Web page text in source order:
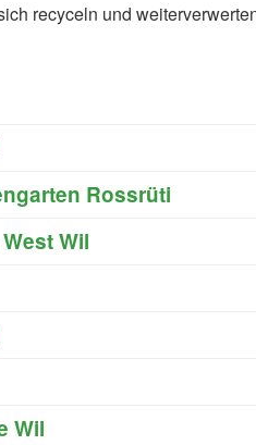
recyceln und
Rossrüti
Wil
Wil